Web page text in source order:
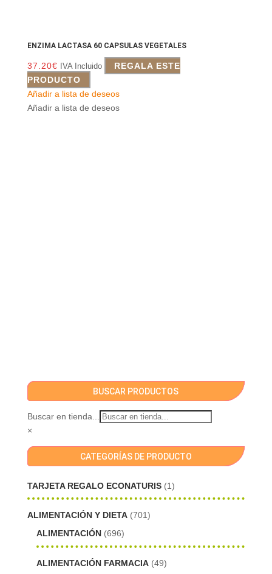
ENZIMA LACTASA 60 CAPSULAS VEGETALES
37.20€ IVA Incluido
REGALA ESTE
PRODUCTO
Añadir a lista de deseos
Añadir a lista de deseos
BUSCAR PRODUCTOS
Buscar en tienda...
×
CATEGORÍAS DE PRODUCTO
TARJETA REGALO ECONATURIS (1)
ALIMENTACIÓN Y DIETA (701)
ALIMENTACIÓN (696)
ALIMENTACIÓN FARMACIA (49)